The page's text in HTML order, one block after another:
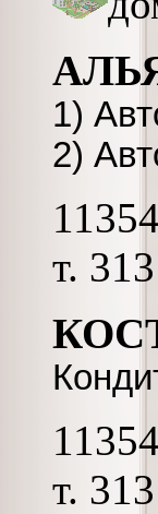
1)
2)
т.
т.